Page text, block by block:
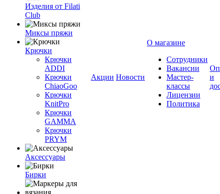
Изделия от Filati
Club
Миксы пряжи
Крючки
Крючки
ADDI
Крючки
ChiaoGoo
Крючки
KnitPro
Крючки
GAMMA
Крючки
PRYM
Аксессуары
Бирки
Акции Новости
О магазине
Сотрудники
Вакансии
Мастер-
классы
Лицензии
Политика
и